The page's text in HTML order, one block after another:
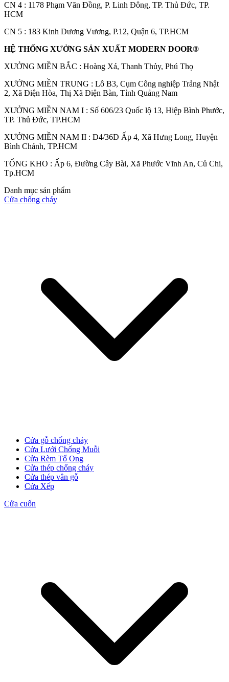
Cửa Gỗ HDF
CN 4 : 1178 Phạm Văn Đồng, P. Linh Đông, TP. Thủ Đức, TP.
HCM
CN 5 : 183 Kinh Dương Vương, P.12, Quận 6, TP.HCM
HỆ THỐNG XƯỞNG SẢN XUẤT MODERN DOOR®
XƯỞNG MIỀN BẮC : Hoàng Xá, Thanh Thủy, Phú Thọ
XƯỞNG MIỀN TRUNG : Lô B3, Cụm Công nghiệp Trảng Nhật
2, Xã Điện Hòa, Thị Xã Điện Bàn, Tỉnh Quảng Nam
XƯỞNG MIỀN NAM I : Số 606/23 Quốc lộ 13, Hiệp Bình Phước,
TP. Thủ Đức, TP.HCM
XƯỞNG MIỀN NAM II : D4/36D Ấp 4, Xã Hưng Long, Huyện
Bình Chánh, TP.HCM
TỔNG KHO : Ấp 6, Đường Cây Bài, Xã Phước Vĩnh An, Củ Chi,
Tp.HCM
Danh mục sản phẩm
Cửa chống cháy
Cửa gỗ chống cháy
Cửa Lưới Chống Muỗi
Cửa Rèm Tổ Ong
Cửa thép chống cháy
Cửa thép vân gỗ
Cửa Xếp
Cửa cuốn